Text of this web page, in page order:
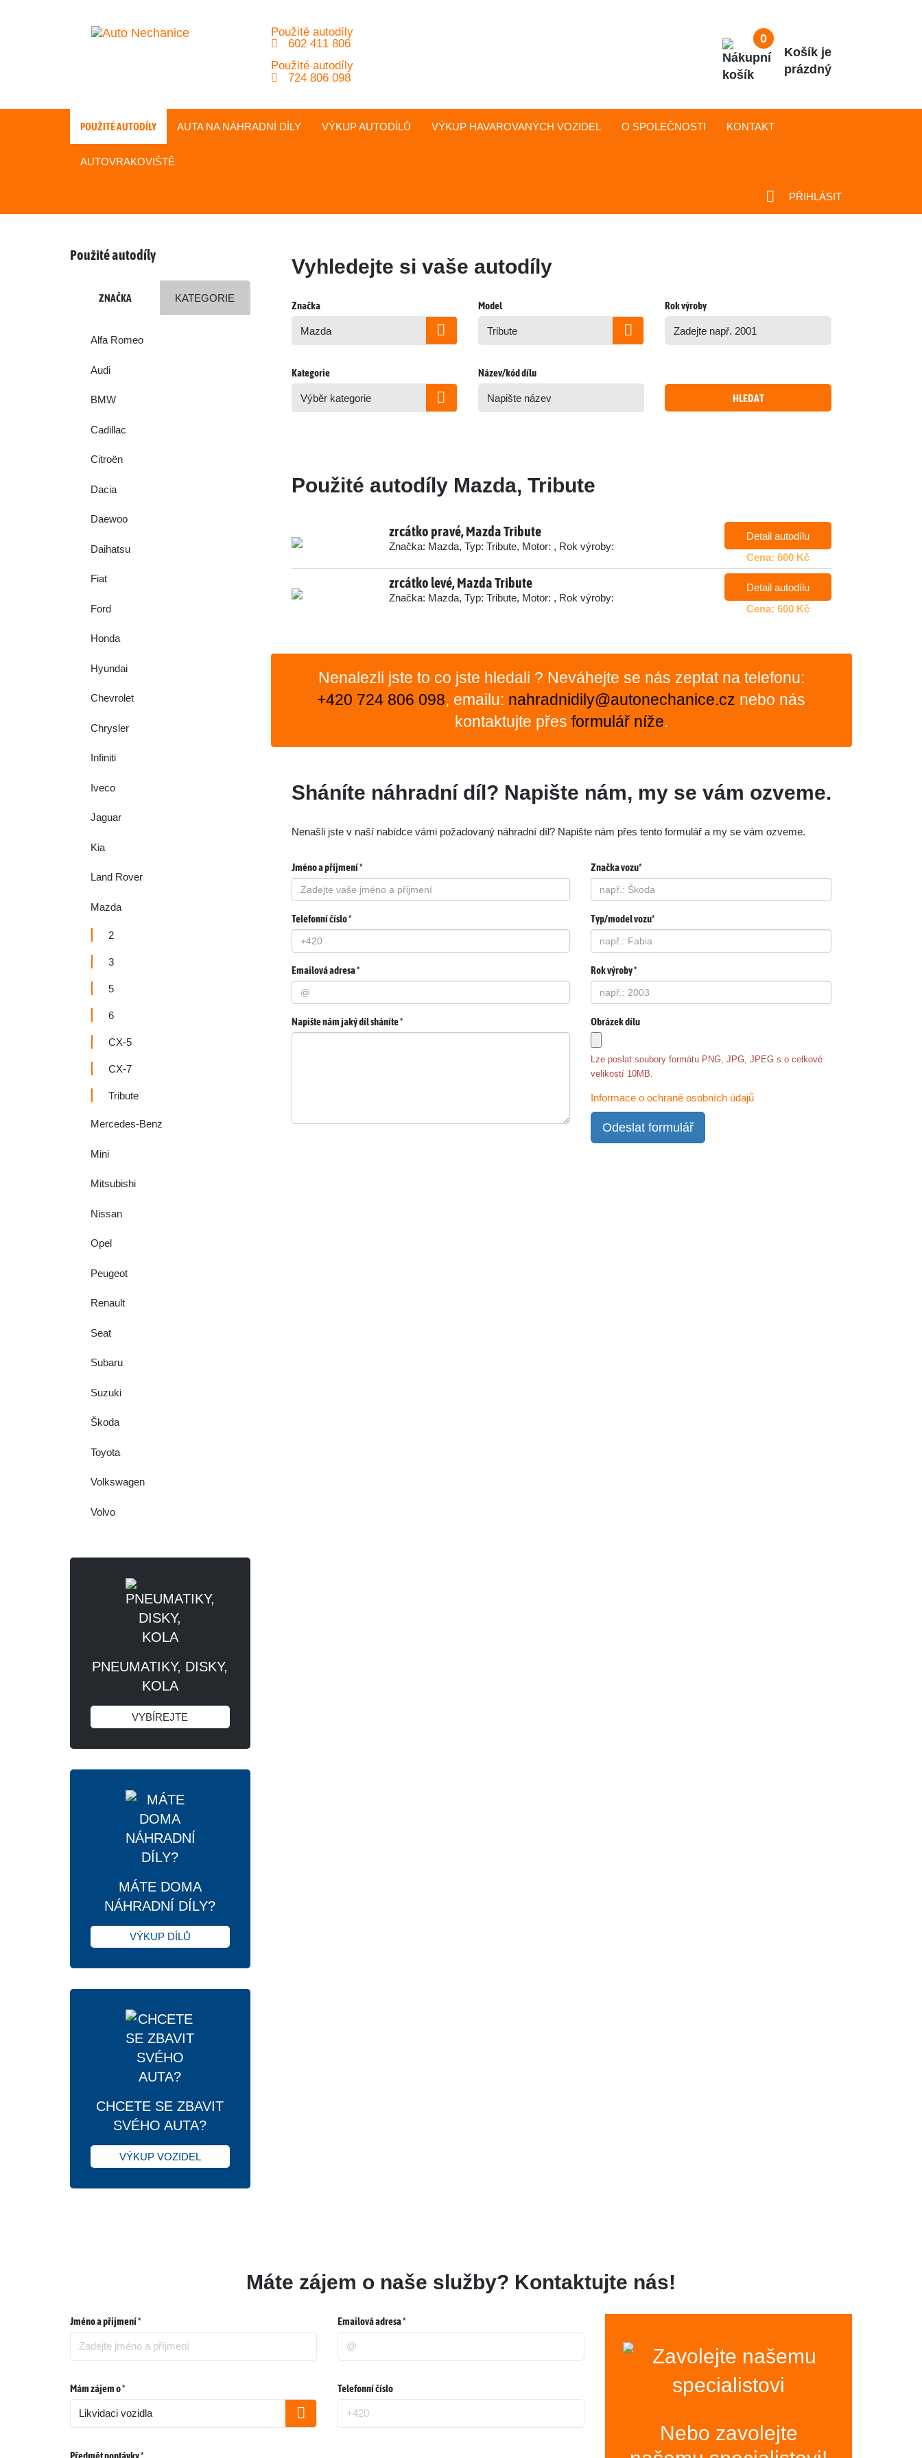
Použité autodíly
602 411 806
Použité autodíly
724 806 098
POUŽITÉ AUTODÍLY AUTA NA NÁHRADNÍ DÍLY VÝKUP AUTODÍLŮ VÝKUP HAVAROVANÝCH VOZIDEL O SPOLEČNOSTI KONTAKT
AUTOVRAKOVIŠTĚ
PŘIHLÁSIT
0
Košík je
prázdný
Použité autodíly
ZNAČKA KATEGORIE
Alfa Romeo
Audi
BMW
Cadillac
Citroën
Dacia
Daewoo
Daihatsu
Fiat
Ford
Honda
Hyundai
Chevrolet
Chrysler
Infiniti
Iveco
Jaguar
Kia
Land Rover
Mazda
2
3
5
6
CX-5
CX-7
Tribute
Mercedes-Benz
Mini
Mitsubishi
Nissan
Opel
Peugeot
Renault
Seat
Subaru
Suzuki
Škoda
Toyota
Volkswagen
Volvo
PNEUMATIKY, DISKY,
KOLA
VYBÍREJTE
MÁTE DOMA
NÁHRADNÍ DÍLY?
VÝKUP DÍLŮ
CHCETE SE ZBAVIT
SVÉHO AUTA?
VÝKUP VOZIDEL
Vyhledejte si vaše autodíly
Značka Model Rok výroby
Kategorie Název/kód dílu
HLEDAT
Použité autodíly Mazda, Tribute
zrcátko pravé, Mazda Tribute
Značka: Mazda, Typ: Tribute, Motor: , Rok výroby:
Detail autodílu
Cena: 600 Kč
zrcátko levé, Mazda Tribute
Značka: Mazda, Typ: Tribute, Motor: , Rok výroby:
Detail autodílu
Cena: 600 Kč
Nenalezli jste to co jste hledali ? Neváhejte se nás zeptat na telefonu:
+420 724 806 098, emailu: nahradnidily@autonechanice.cz nebo nás
kontaktujte přes formulář níže.
Sháníte náhradní díl? Napište nám, my se vám ozveme.
Nenašli jste v naší nabídce vámi požadovaný náhradní díl? Napište nám přes tento formulář a my se vám ozveme.
Jméno a příjmení *
Telefonní číslo *
Emailová adresa *
Napište nám jaký díl sháníte *
Značka vozu*
Typ/model vozu*
Rok výroby *
Obrázek dílu
Lze poslat soubory formátu PNG, JPG, JPEG s o celkové
velikostí 10MB.
Informace o ochraně osobních údajů
Odeslat formulář
Máte zájem o naše služby? Kontaktujte nás!
Jméno a přijmení * Emailová adresa *
Mám zájem o * Telefonní číslo
Předmět poptávky *
Nebo zavolejte